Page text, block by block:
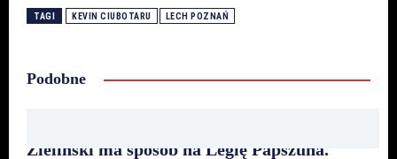
TAGI KEVIN CIUBOTARU LECH POZNAŃ
Podobne
Zieliński ma sposób na Legię Papszuna.